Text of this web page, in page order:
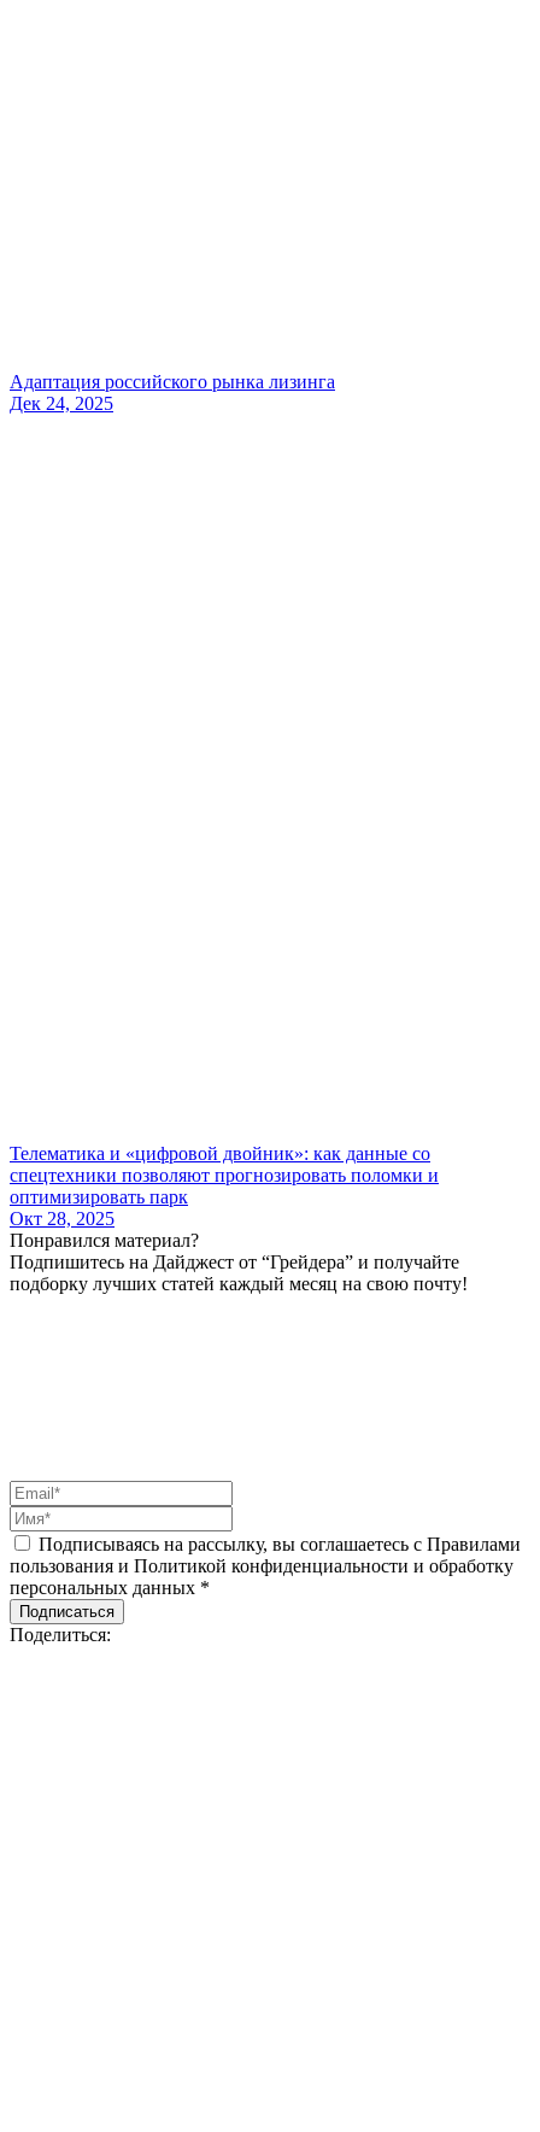
Адаптация российского рынка лизинга
Дек 24, 2025
Телематика и «цифровой двойник»: как данные со
спецтехники позволяют прогнозировать поломки и
оптимизировать парк
Окт 28, 2025
Понравился материал?
Подпишитесь на Дайджест от “Грейдера” и получайте
подборку лучших статей каждый месяц на свою почту!
Подписываясь на рассылку, вы соглашаетесь с Правилами
пользования и Политикой конфиденциальности и обработку
персональных данных *
Подписаться
Поделиться: